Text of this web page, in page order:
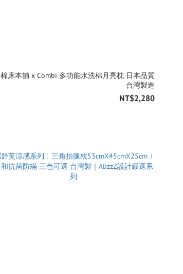
棉床本舖 x Combi 多功能水洗棉月亮枕 日本品質
台灣製造
NT$2,280